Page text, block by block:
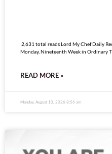
2,631 total reads Lord My Chef Daily
Monday, Nineteenth Week in Ordinary
READ MORE »
Monday, August 10, 2026 8:56 am